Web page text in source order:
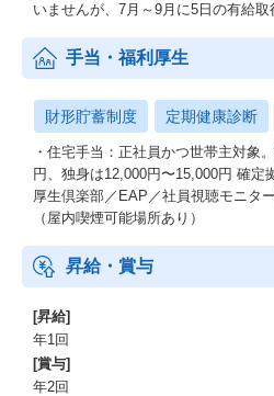
いませんが、7月～9月に5日の有給取
手当・福利厚生
財形貯蓄制度 定期健康診断
・住宅手当：正社員かつ世帯主対象
円、独身は12,000円〜15,000円 確定
厚生倶楽部／EAP／社員視聴モニタ
（屋内喫煙可能場所あり）
昇給・賞与
[昇給]
年1回
[賞与]
年2回